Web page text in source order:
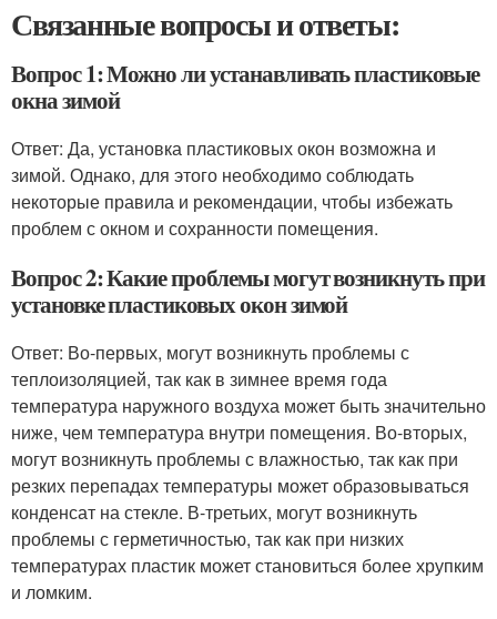
Связанные вопросы и ответы:
Вопрос 1: Можно ли устанавливать пластиковые
окна зимой
Ответ: Да, установка пластиковых окон возможна и
зимой. Однако, для этого необходимо соблюдать
некоторые правила и рекомендации, чтобы избежать
проблем с окном и сохранности помещения.
Вопрос 2: Какие проблемы могут возникнуть при
установке пластиковых окон зимой
Ответ: Во-первых, могут возникнуть проблемы с
теплоизоляцией, так как в зимнее время года
температура наружного воздуха может быть значительно
ниже, чем температура внутри помещения. Во-вторых,
могут возникнуть проблемы с влажностью, так как при
резких перепадах температуры может образовываться
конденсат на стекле. В-третьих, могут возникнуть
проблемы с герметичностью, так как при низких
температурах пластик может становиться более хрупким
и ломким.